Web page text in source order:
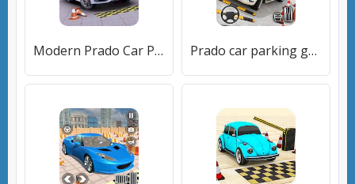
Modern Prado Car Parking Games [Мод меню] Prado car parking games [Много денег]